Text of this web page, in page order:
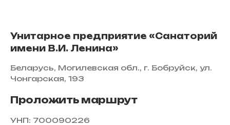
Унитарное предприятие «Санаторий
имени В.И. Ленина»
Беларусь, Могилевская обл., г. Бобруйск, ул.
Чонгарская, 193
Проложить маршрут
УНП: 700090226